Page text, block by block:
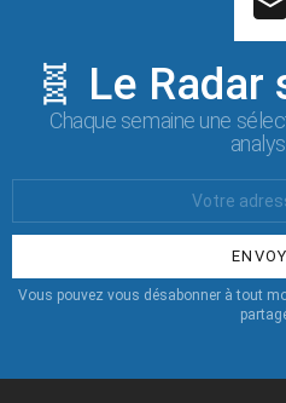
🧬 Le
Chaque semaine une
:
Vous pouvez vous désabonner à tout